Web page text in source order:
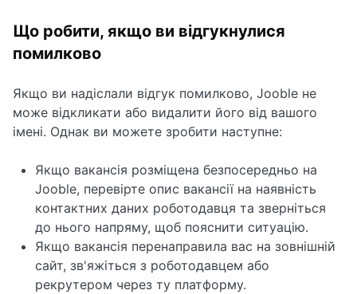
Що робити, якщо ви відгукнулися
помилково
Якщо ви надіслали відгук помилково, Jooble не
може відкликати або видалити його від вашого
імені. Однак ви можете зробити наступне:
Якщо вакансія розміщена безпосередньо на
Jooble, перевірте опис вакансії на наявність
контактних даних роботодавця та зверніться
до нього напряму, щоб пояснити ситуацію.
Якщо вакансія перенаправила вас на зовнішній
сайт, зв'яжіться з роботодавцем або
рекрутером через ту платформу.